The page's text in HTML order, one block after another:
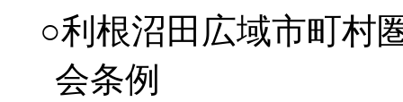
○利根沼田広域市町村
会条例